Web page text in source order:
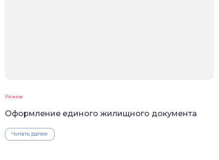
Разное
Оформление единого жилищного документа
Читать далее